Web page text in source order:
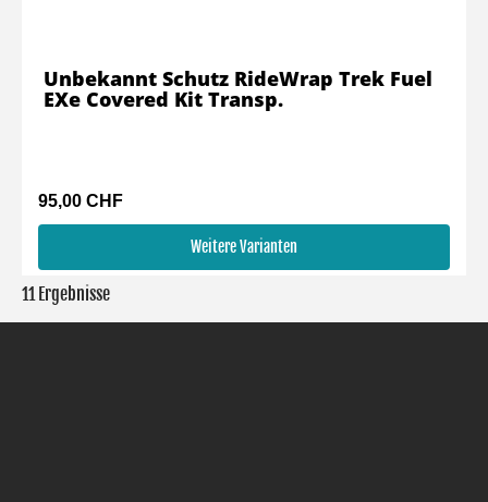
95,00 CHF
Weitere Varianten
Unbekannt Schutz RideWrap Trek Fuel
EXe Covered Kit Transp.
11 Ergebnisse